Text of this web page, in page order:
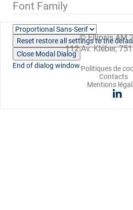
Font Family
Reset restore all settings to the
Close Modal Dialog
End of dialog window.
© Ellipsis AM
112 Av. Kléber,
Politiques de
Contacts
Mentions